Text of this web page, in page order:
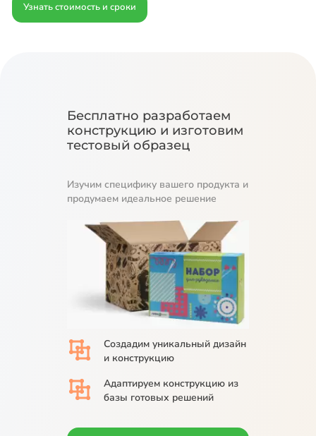
Узнать стоимость и сроки
Бесплатно разработаем
конструкцию и изготовим
тестовый образец
Изучим специфику вашего продукта и
продумаем идеальное решение
Создадим уникальный дизайн
и конструкцию
Адаптируем конструкцию из
базы готовых решений